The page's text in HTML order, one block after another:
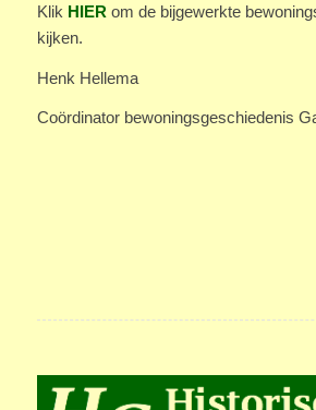
Klik HIER om de bijgewerkte
kijken.
Henk Hellema
Coördinator bewoningsgeschiedenis